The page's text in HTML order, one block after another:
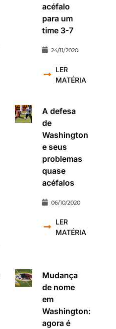
acéfalo
para um
time 3-7
24/11/2020
LER
MATÉRIA
A defesa
de
Washington
e seus
problemas
quase
acéfalos
06/10/2020
LER
MATÉRIA
Mudança
de nome
em
Washington:
agora é